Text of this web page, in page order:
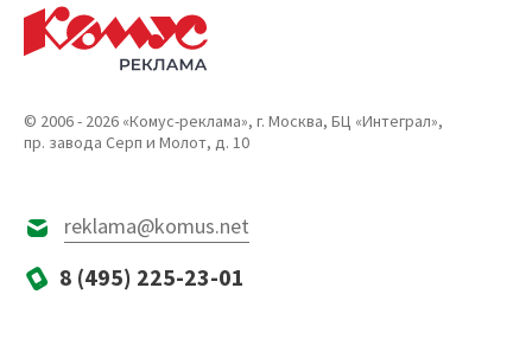
© 2006 - 2026 «Комус-реклама», г. Москва, БЦ «Интеграл»,
пр. завода Серп и Молот, д. 10
reklama@komus.net
8 (495) 225-23-01